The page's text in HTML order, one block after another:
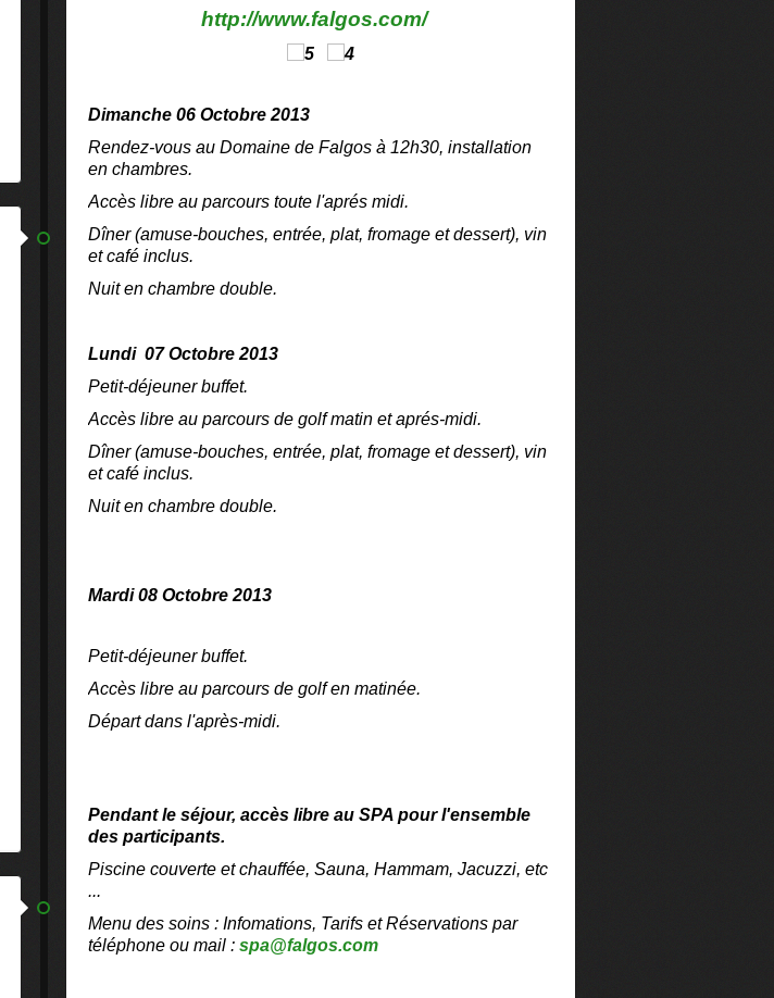
http://www.falgos.com/
Dimanche 06 Octobre 2013
Rendez-vous au Domaine de Falgos à 12h30, installation
en chambres.
Accès libre au parcours toute l'aprés midi.
Dîner (amuse-bouches, entrée, plat, fromage et dessert), vin
et café inclus.
Nuit en chambre double.
Lundi 07 Octobre 2013
Petit-déjeuner buffet.
Accès libre au parcours de golf matin et aprés-midi.
Dîner (amuse-bouches, entrée, plat, fromage et dessert), vin
et café inclus.
Nuit en chambre double.
Mardi 08 Octobre 2013
Petit-déjeuner buffet.
Accès libre au parcours de golf en matinée.
Départ dans l'après-midi.
Pendant le séjour, accès libre au SPA pour l'ensemble
des participants.
Piscine couverte et chauffée, Sauna, Hammam, Jacuzzi, etc
...
Menu des soins : Infomations, Tarifs et Réservations par
téléphone ou mail : spa@falgos.com